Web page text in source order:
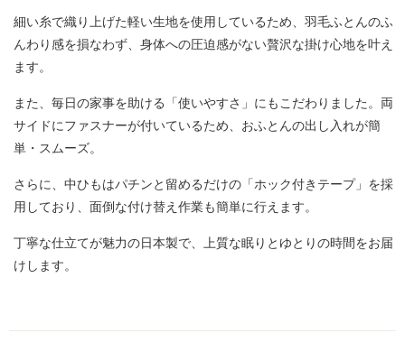
細い糸で織り上げた軽い生地を使用しているため、羽毛ふとんのふ
んわり感を損なわず、身体への圧迫感がない贅沢な掛け心地を叶え
ます。
また、毎日の家事を助ける「使いやすさ」にもこだわりました。両
サイドにファスナーが付いているため、おふとんの出し入れが簡
単・スムーズ。
さらに、中ひもはパチンと留めるだけの「ホック付きテープ」を採
用しており、面倒な付け替え作業も簡単に行えます。
丁寧な仕立てが魅力の日本製で、上質な眠りとゆとりの時間をお届
けします。